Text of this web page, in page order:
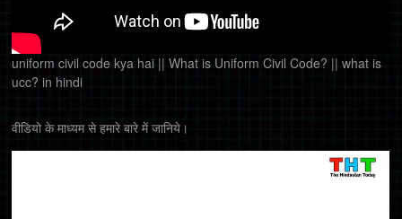
uniform civil code kya hai || What is Uniform Civil Code? || what is
ucc? in hindi
वीडियो के माध्यम से हमारे बारे में जानिये।